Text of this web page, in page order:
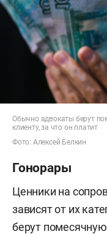
Обычно адвокаты берут
клиенту, за что он платит
Фото: Алексей Белкин
Гонорары
Ценники на
зависят от их
берут